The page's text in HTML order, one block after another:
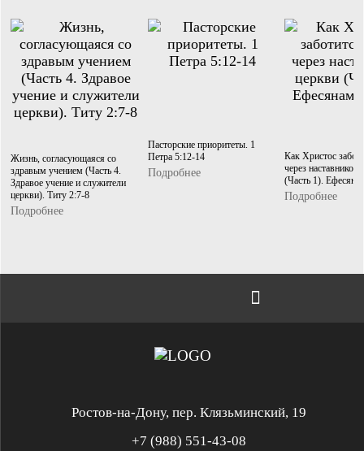
Жизнь, согласующаяся со
здравым учением (Часть 4.
Здравое учение и служители
церкви). Титу 2:7-8
Подробнее
Пасторские приоритеты. 1
Петра 5:12-14
Подробнее
Как Христос
через наставников
(Часть 1).
Подробнее
Ростов-на-Дону, пер. Клязьминский, 19
+7 (988) 551-43-08